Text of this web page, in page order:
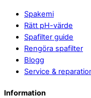
Spakemi
Rätt pH-värde
Spafilter guide
Rengöra spafilter
Blogg
Service &
Information